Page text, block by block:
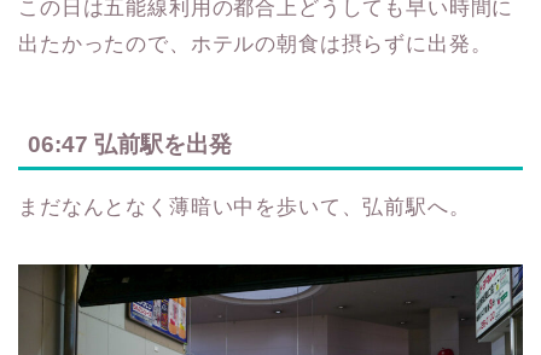
この日は五能線利用の都合上どうしても早い時間に
出たかったので、ホテルの朝食は摂らずに出発。
06:47 弘前駅を出発
まだなんとなく薄暗い中を歩いて、弘前駅へ。